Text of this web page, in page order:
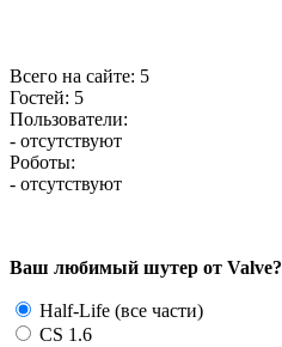
Всего на сайте: 5
Гостей: 5
Пользователи:
- отсутствуют
Роботы:
- отсутствуют
Ваш любимый шутер от Valve?
Half-Life (все части)
CS 1.6